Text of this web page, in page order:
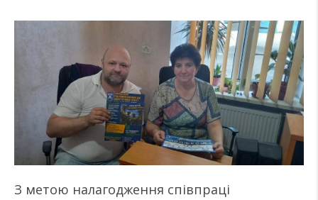
З метою налагодження співпраці